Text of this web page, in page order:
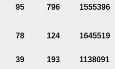
95 796 1555396
78 124 1645519
39 193 1138091